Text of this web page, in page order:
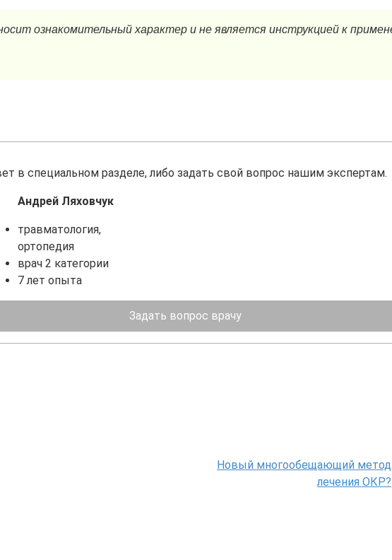
в специальном разделе, либо задать свой вопрос нашим экспертам.
Андрей Ляховчук
травматология,
ортопедия
врач 2 категории
7 лет опыта
Задать вопрос врачу
Новый многообещающий метод
лечения ОКР?